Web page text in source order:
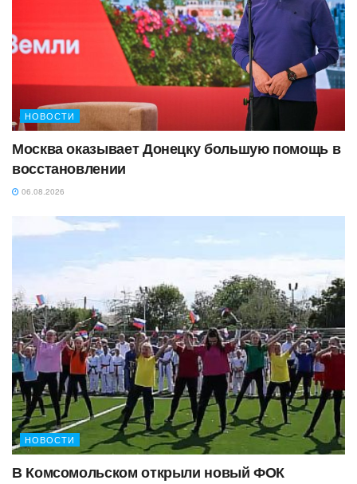
НОВОСТИ
Москва оказывает Донецку большую помощь в
восстановлении
06.08.2026
НОВОСТИ
В Комсомольском открыли новый ФОК